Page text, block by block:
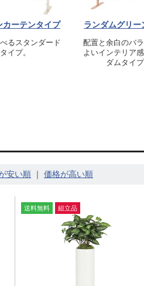
カーテンタイプ
るスタンダード
タイプ。
ランダムグリー
配置と余白のバ
よいインテリア
ダムタイプ
｜
送料無料 組立品